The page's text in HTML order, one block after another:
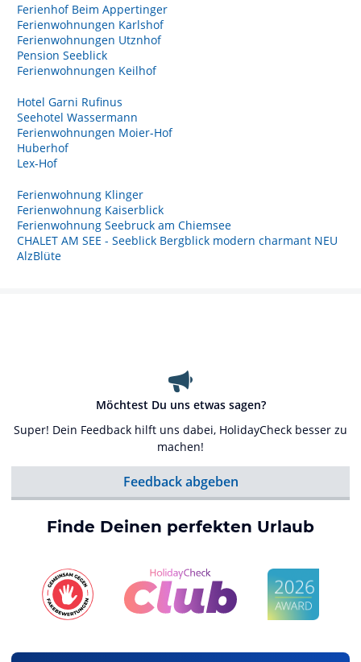
Ferienhof Beim Appertinger
Ferienwohnungen Karlshof
Ferienwohnungen Utznhof
Pension Seeblick
Ferienwohnungen Keilhof
Hotel Garni Rufinus
Seehotel Wassermann
Ferienwohnungen Moier-Hof
Huberhof
Lex-Hof
Ferienwohnung Klinger
Ferienwohnung Kaiserblick
Ferienwohnung Seebruck am Chiemsee
CHALET AM SEE - Seeblick Bergblick modern charmant NEU
AlzBlüte
Möchtest Du uns etwas sagen?
Super! Dein Feedback hilft uns dabei, HolidayCheck besser zu
machen!
Feedback abgeben
Finde Deinen perfekten Urlaub